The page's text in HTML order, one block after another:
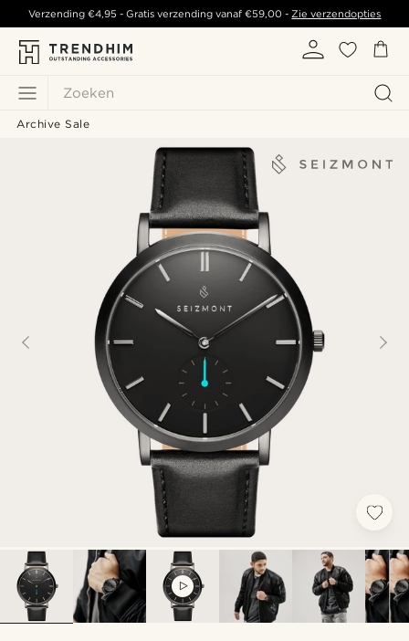
Zoeken
Verzending €4,95 - Gratis verzending vanaf€59,00 -Zie verzendopties
Archive Sale